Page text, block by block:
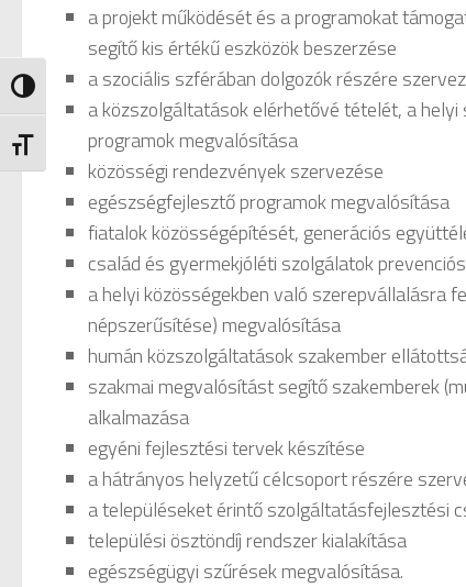
Nagy kontraszt váltása
Betűméret váltása
a projekt működését és a programokat
segítő kis értékű eszközök beszerzése
a szociális szférában dolgozók részére
a közszolgáltatások elérhetővé tételét, a
programok megvalósítása
közösségi rendezvények szervezése
egészségfejlesztő programok megvalósítása
fiatalok közösségépítését, generációs
család és gyermekjóléti szolgálatok
a helyi közösségekben való szerepvállalásra
népszerűsítése) megvalósítása
humán közszolgáltatások szakember
szakmai megvalósítást segítő szakemberek
alkalmazása
egyéni fejlesztési tervek készítése
a hátrányos helyzetű célcsoport részére
a településeket érintő szolgáltatásfejlesztési
települési ösztöndíj rendszer kialakítása
egészségügyi szűrések megvalósítása.